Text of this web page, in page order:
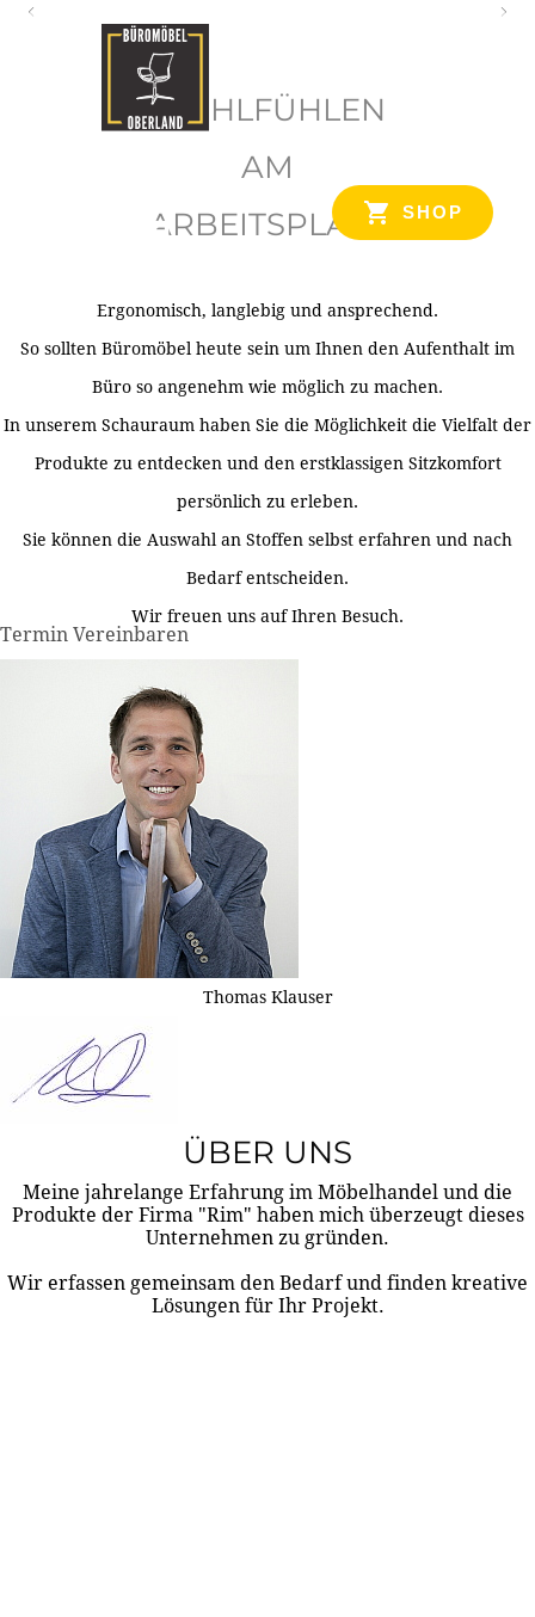
SHOP
WOHLFÜHLEN
AM
ARBEITSPLATZ
Ergonomisch, langlebig und ansprechend.
So sollten Büromöbel heute sein um Ihnen den Aufenthalt im
Büro so angenehm wie möglich zu machen.
In unserem Schauraum haben Sie die Möglichkeit die Vielfalt der
Produkte zu entdecken und den erstklassigen Sitzkomfort
persönlich zu erleben.
Sie können die Auswahl an Stoffen selbst erfahren und nach
Bedarf entscheiden.
Wir freuen uns auf Ihren Besuch.
Termin Vereinbaren
Thomas Klauser
ÜBER UNS
Meine jahrelange Erfahrung im Möbelhandel und die
Produkte der Firma "Rim" haben mich überzeugt dieses
Unternehmen zu gründen.
Wir erfassen gemeinsam den Bedarf und finden kreative
Lösungen für Ihr Projekt.